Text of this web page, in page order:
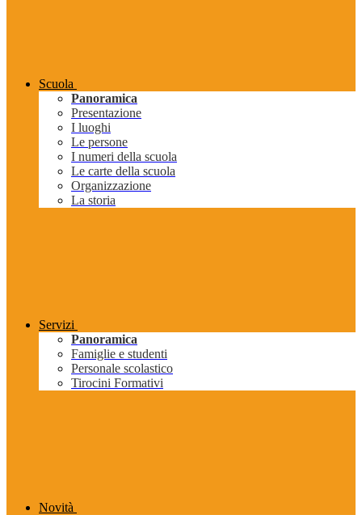
Scuola
Panoramica
Presentazione
I luoghi
Le persone
I numeri della scuola
Le carte della scuola
Organizzazione
La storia
Servizi
Panoramica
Famiglie e studenti
Personale scolastico
Tirocini Formativi
Novità